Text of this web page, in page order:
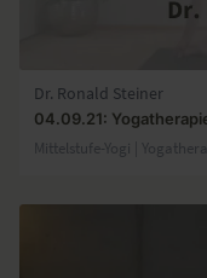
Dr. Ronald Steiner
04.09.21:
Mittelstufe-Yogi |